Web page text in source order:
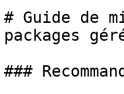
# Guide de
packages
###